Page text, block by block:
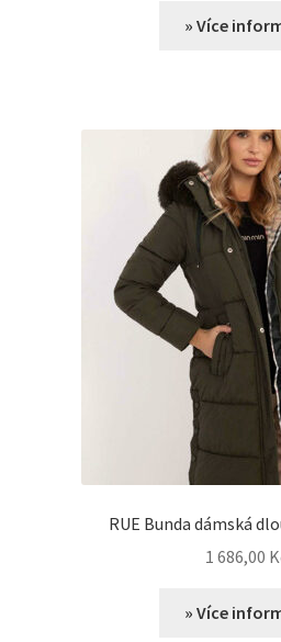
» Více
RUE Bunda dámská
1 686,00
» Více